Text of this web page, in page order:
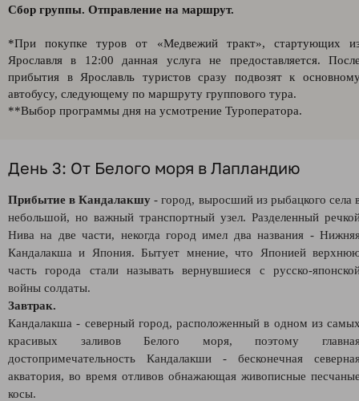
Сбор группы. Отправление на маршрут.
*При покупке туров от «Медвежий тракт», стартующих
Ярославля в 12:00 данная услуга не предоставляется.
прибытия в Ярославль туристов сразу подвозят к
автобусу, следующему по маршруту группового тура.
**Выбор программы дня на усмотрение Туроператора.
День 3: От Белого моря в Лапландию
Прибытие в Кандалакшу - город, выросший из рыбацкого села
небольшой, но важный транспортный узел. Разделенный
Нива на две части, некогда город имел два названия -
Кандалакша и Япония. Бытует мнение, что Японией
часть города стали называть вернувшиеся с русско-
войны солдаты.
Завтрак.
Кандалакша - северный город, расположенный в одном из
красивых заливов Белого моря, поэтому
достопримечательность Кандалакши - бесконечная
акватория, во время отливов обнажающая живописные
косы.